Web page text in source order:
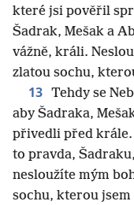
které jsi pověřil
Šadrak, Mešak a
vážně, králi.
zlatou sochu,
13 Tehdy se
aby Šadraka,
přivedli před krále.
to pravda,
nesloužíte mým
sochu, kterou jsem